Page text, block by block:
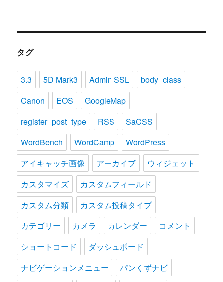
タグ
3.3 5D Mark3 Admin SSL
body_class
Canon
EOS
GoogleMap
register_post_type
RSS
SaCSS
WordBench
WordCamp
WordPress
アイキャッチ画像
アーカイブ
ウィジェット
カスタマイズ
カスタムフィールド
カスタム分類
カスタム投稿タイプ
カテゴリー
カメラ カレンダー
コメント
ショートコード
ダッシュボード
ナビゲーションメニュー
パンくずナビ